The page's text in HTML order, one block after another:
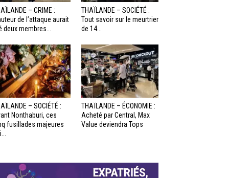
– CRIME :
de l’attaque aurait
deux membres...
THAÏLANDE – SOCIÉTÉ :
Tout savoir sur le meurtrier
de 14...
– SOCIÉTÉ :
Nonthaburi, ces
fusillades majeures
THAÏLANDE – ÉCONOMIE :
Acheté par Central, Max
Value deviendra Tops